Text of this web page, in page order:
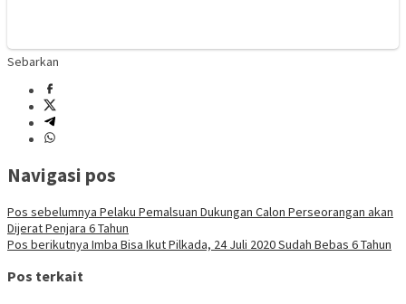
Sebarkan
Navigasi pos
Pos sebelumnya Pelaku Pemalsuan Dukungan Calon Perseorangan akan
Dijerat Penjara 6 Tahun
Pos berikutnya Imba Bisa Ikut Pilkada, 24 Juli 2020 Sudah Bebas 6 Tahun
Pos terkait